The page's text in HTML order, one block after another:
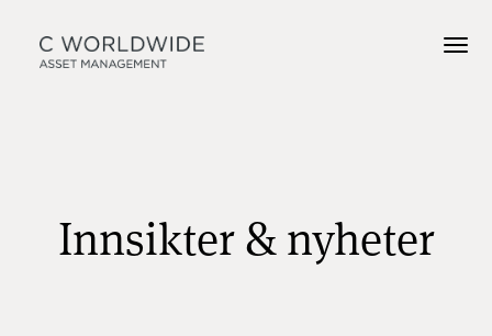
Innsikter & nyheter